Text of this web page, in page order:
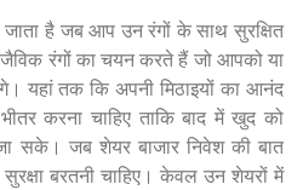
है जब आप उन रंगों के साथ सुरक्षित
रंगों का चयन करते हैं जो आपको या
यहां तक कि अपनी मिठाइयों का आनंद
करना चाहिए ताकि बाद में खुद को
सके। जब शेयर बाजार निवेश की बात
बरतनी चाहिए। केवल उन शेयरों में